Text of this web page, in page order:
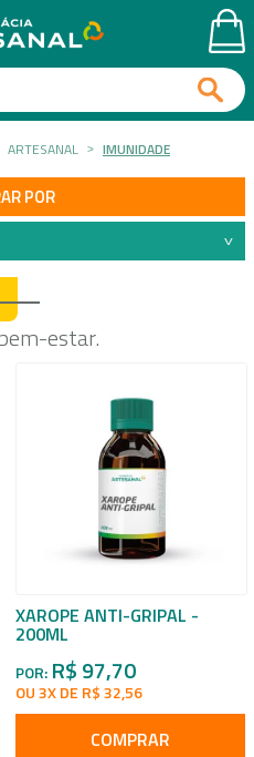
ARTESANAL IMUNIDADE
POR
estar.
XAROPE ANTI-GRIPAL -
200ML
POR: R$ 97,70
OU 3X DE R$ 32,56
COMPRAR